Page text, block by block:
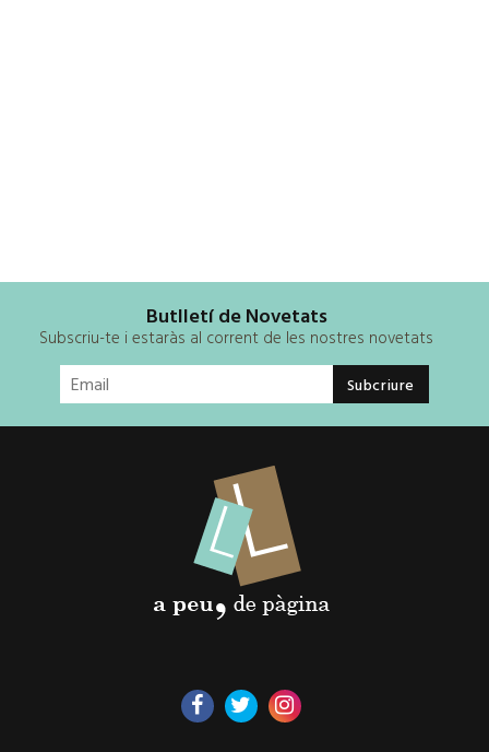
Butlletí de Novetats
Subscriu-te i estaràs al corrent de les nostres novetats